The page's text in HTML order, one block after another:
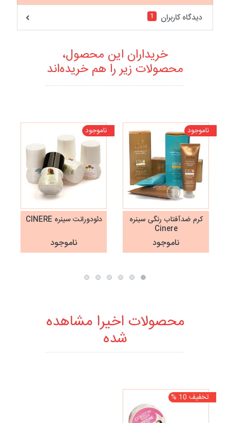
دیدگاه کاربران
1
خریداران این محصول،
محصولات زیر را هم خریده‌اند
ناموجود
کرم ضدآفتاب رنگی سینره
Cinere
ناموجود
ناموجود
دئودورانت سینره CINERE
ناموجود
محصولات اخیرا مشاهده
شده
تخفیف 10 %